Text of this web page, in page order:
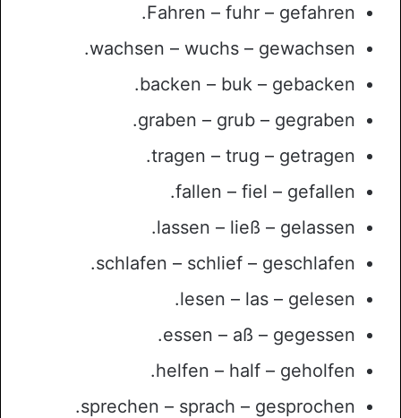
Fahren – fuhr – gefahren.
wachsen – wuchs – gewachsen.
backen – buk – gebacken.
graben – grub – gegraben.
tragen – trug – getragen.
fallen – fiel – gefallen.
lassen – ließ – gelassen.
schlafen – schlief – geschlafen.
lesen – las – gelesen.
essen – aß – gegessen.
helfen – half – geholfen.
sprechen – sprach – gesprochen.